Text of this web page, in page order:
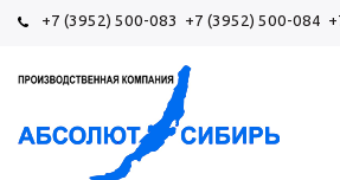
+7 (3952) 500-083 +7 (3952) 500-084